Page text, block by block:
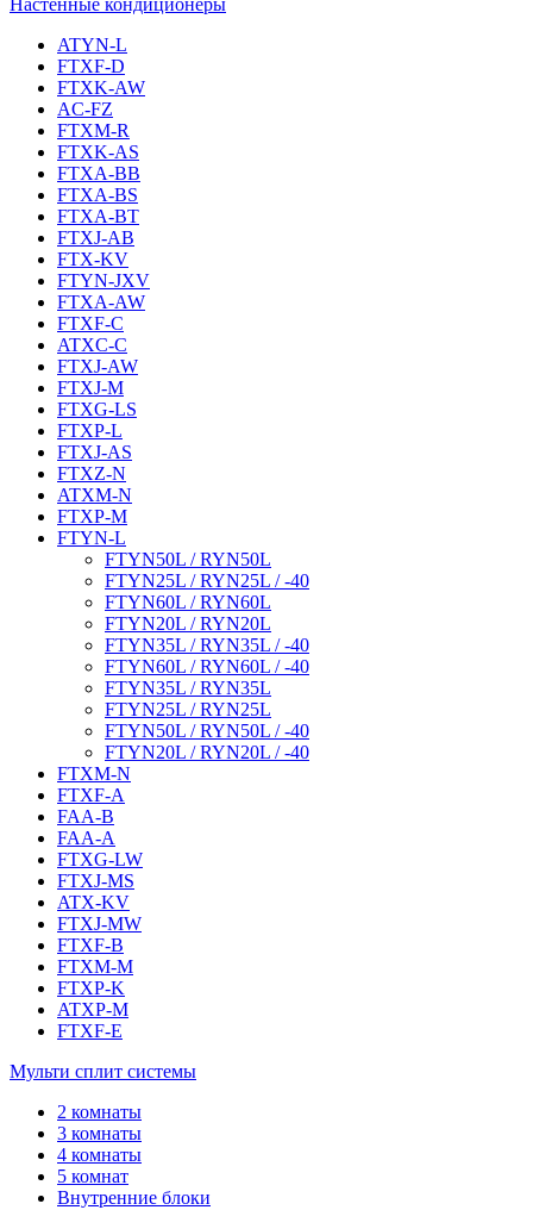
Настенные кондиционеры
ATYN-L
FTXF-D
FTXK-AW
AC-FZ
FTXM-R
FTXK-AS
FTXA-BB
FTXA-BS
FTXA-BT
FTXJ-AB
FTX-KV
FTYN-JXV
FTXA-AW
FTXF-C
ATXC-C
FTXJ-AW
FTXJ-M
FTXG-LS
FTXP-L
FTXJ-AS
FTXZ-N
ATXM-N
FTXP-M
FTYN-L
FTYN50L / RYN50L
FTYN25L / RYN25L / -40
FTYN60L / RYN60L
FTYN20L / RYN20L
FTYN35L / RYN35L / -40
FTYN60L / RYN60L / -40
FTYN35L / RYN35L
FTYN25L / RYN25L
FTYN50L / RYN50L / -40
FTYN20L / RYN20L / -40
FTXM-N
FTXF-A
FAA-B
FAA-A
FTXG-LW
FTXJ-MS
ATX-KV
FTXJ-MW
FTXF-B
FTXM-M
FTXP-K
ATXP-M
FTXF-E
Мульти сплит системы
2 комнаты
3 комнаты
4 комнаты
5 комнат
Внутренние блоки